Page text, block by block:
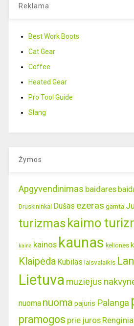
Reklama
Best Work Boots
Cat Gear
Coffee
Heated Gear
Pro Tool Guide
Slang
Žymos
Apgyvendinimas baidares
Druskininkai Dušas ezeras gamta
turizmas kaimo
kaina kainos kaunas keliones
Klaipėda Kubilas laisvalaikis
Lietuva muziejus
nuoma nuoma pajuris Palanga
pramogos prie juros